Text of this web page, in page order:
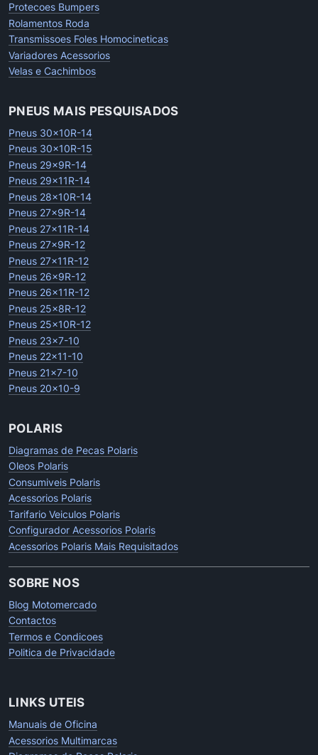
Protecoes Bumpers
Rolamentos Roda
Transmissoes Foles Homocineticas
Variadores Acessorios
Velas e Cachimbos
PNEUS MAIS PESQUISADOS
Pneus 30x10R-14
Pneus 30x10R-15
Pneus 29x9R-14
Pneus 29x11R-14
Pneus 28x10R-14
Pneus 27x9R-14
Pneus 27x11R-14
Pneus 27x9R-12
Pneus 27x11R-12
Pneus 26x9R-12
Pneus 26x11R-12
Pneus 25x8R-12
Pneus 25x10R-12
Pneus 23x7-10
Pneus 22x11-10
Pneus 21x7-10
Pneus 20x10-9
POLARIS
Diagramas de Pecas Polaris
Oleos Polaris
Consumiveis Polaris
Acessorios Polaris
Tarifario Veiculos Polaris
Configurador Acessorios Polaris
Acessorios Polaris Mais Requisitados
SOBRE NOS
Blog Motomercado
Contactos
Termos e Condicoes
Politica de Privacidade
LINKS UTEIS
Manuais de Oficina
Acessorios Multimarcas